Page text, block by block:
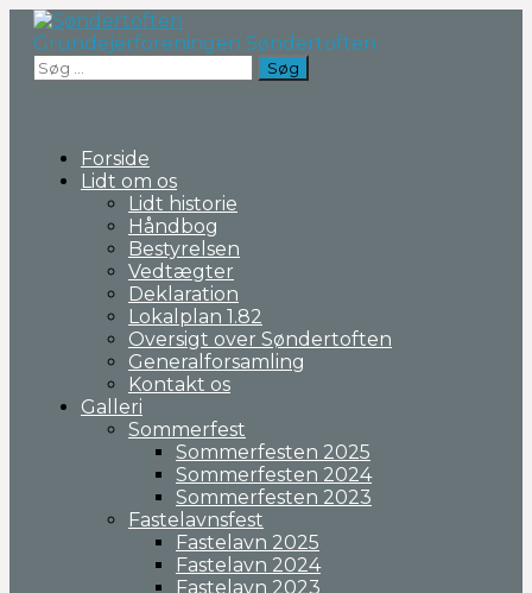
Fortsæt
indhold
Grundejerforeningen Søndertoften
Søg
efter:
Forside
Lidt om os
Lidt historie
Håndbog
Bestyrelsen
Vedtægter
Deklaration
Lokalplan 1.82
Oversigt over Søndertoften
Generalforsamling
Kontakt os
Galleri
Sommerfest
Sommerfesten 2025
Sommerfesten 2024
Sommerfesten 2023
Fastelavnsfest
Fastelavn 2025
Fastelavn 2024
Fastelavn 2023